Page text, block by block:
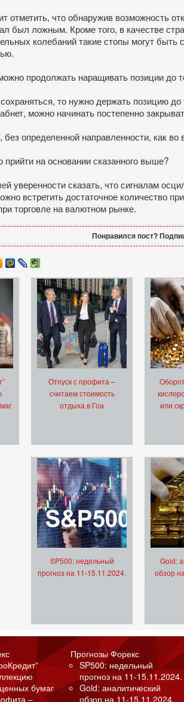
отметить, что обнаружив возможность
был ложным. Кроме того, в качестве
колебаний такие стопы могут
продолжать наращивать позиции до
то нужно держать позицию
можно начинать постепенно
без определенной направленности, как
на основании сказанного выше?
уверенности сказать, что сигналам
встретить достаточное количество
торговле на валютном рынке.
Понравился пост?
Отпуск с профита –
считаем стоимость
отдыха в Гоа
или
SP500: недельный
прогноз на 11-15.11.2024.
Gold:
обзор
бумаг
–
Прогнозы Форекс
SP500: недельный
прогноз на 11-15.11.2024.
Gold: аналитический
обзор на 11-15.11.2024.